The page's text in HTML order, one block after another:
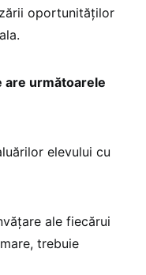
oportunităților
are următoarele
elevului cu
ale fiecărui
trebuie